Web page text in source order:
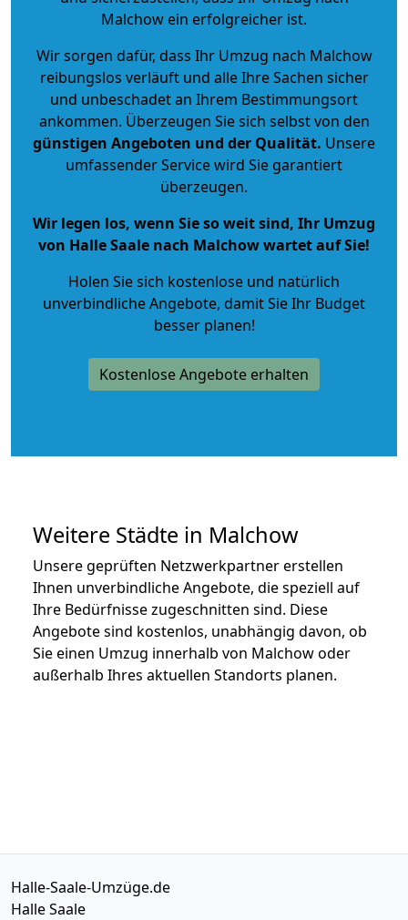
Malchow ein erfolgreicher ist.
Wir sorgen dafür, dass Ihr Umzug nach Malchow
reibungslos verläuft und alle Ihre Sachen sicher
und unbeschadet an Ihrem Bestimmungsort
ankommen. Überzeugen Sie sich selbst von den
günstigen Angeboten und der Qualität. Unsere
umfassender Service wird Sie garantiert
überzeugen.
Wir legen los, wenn Sie so weit sind, Ihr Umzug
von Halle Saale nach Malchow wartet auf Sie!
Holen Sie sich kostenlose und natürlich
unverbindliche Angebote, damit Sie Ihr Budget
besser planen!
Kostenlose Angebote erhalten
Weitere Städte in Malchow
Unsere geprüften Netzwerkpartner erstellen
Ihnen unverbindliche Angebote, die speziell auf
Ihre Bedürfnisse zugeschnitten sind. Diese
Angebote sind kostenlos, unabhängig davon, ob
Sie einen Umzug innerhalb von Malchow oder
außerhalb Ihres aktuellen Standorts planen.
Halle-Saale-Umzüge.de
Halle Saale